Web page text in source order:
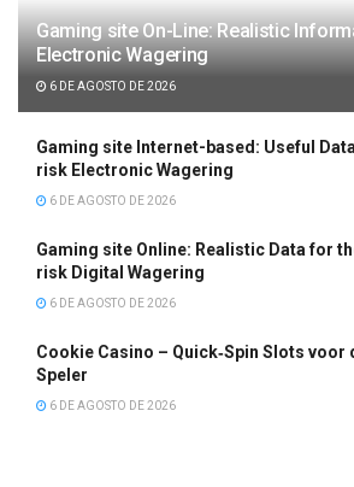
Gaming site On-Line: Realistic
Electronic Wagering
6 DE AGOSTO DE 2026
Gaming site Internet-based: Useful
risk Electronic Wagering
6 DE AGOSTO DE 2026
Gaming site Online: Realistic Data for
risk Digital Wagering
6 DE AGOSTO DE 2026
Cookie Casino – Quick‑Spin Slots voor
Speler
6 DE AGOSTO DE 2026